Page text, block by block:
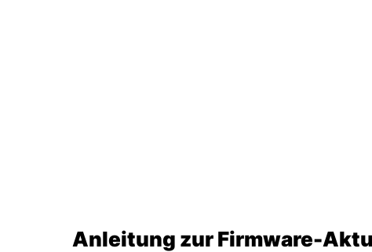
Anleitung zur Firmware-